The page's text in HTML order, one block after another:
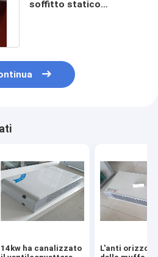
soffitto statico
14kw ha canalizzato
L'anti